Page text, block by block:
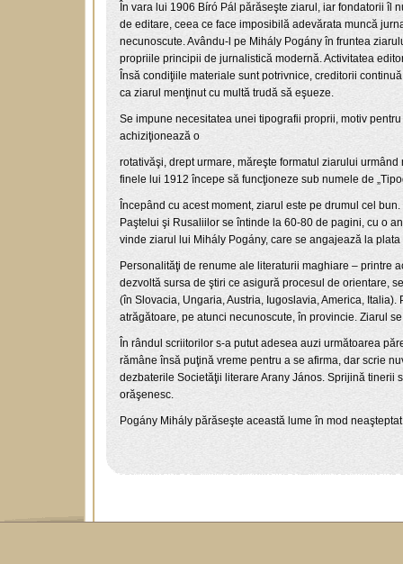
În vara lui 1906 Bíró Pál părăseşte ziarul, iar fondatorii îl
de editare, ceea ce face imposibilă adevărata muncă
necunoscute. Avându-l pe Mihály Pogány în fruntea
propriile principii de jurnalistică modernă. Activitatea
Însă condiţiile materiale sunt potrivnice, creditorii
ca ziarul menţinut cu multă trudă să eşueze.
Se impune necesitatea unei tipografii proprii, motiv
achiziţionează o
rotativăşi, drept urmare, măreşte formatul ziarului
finele lui 1912 începe să funcţioneze sub numele de
Începând cu acest moment, ziarul este pe drumul cel
Paştelui şi Rusaliilor se întinde la 60-80 de pagini, cu o
vinde ziarul lui Mihály Pogány, care se angajează la
Personalităţi de renume ale literaturii maghiare – printre
dezvoltă sursa de ştiri ce asigură procesul de orientare,
(în Slovacia, Ungaria, Austria, Iugoslavia, America,
atrăgătoare, pe atunci necunoscute, în provincie. Ziarul
În rândul scriitorilor s-a putut adesea auzi următoarea
rămâne însă puţină vreme pentru a se afirma, dar scrie
dezbaterile Societăţii literare Arany János. Sprijină tinerii
orăşenesc.
Pogány Mihály părăseşte această lume în mod